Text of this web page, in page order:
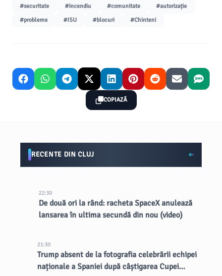
#securitate #incendiu #comunitate
#autorizație
#probleme
#ISU #blocuri #Chinteni
COPIAZĂ
RECENTE DIN CLUJ
22:30
De două ori la rând: racheta SpaceX anulează
lansarea în ultima secundă din nou (video)
21:30
Trump absent de la fotografia celebrării echipei
naționale a Spaniei după câștigarea Cupei